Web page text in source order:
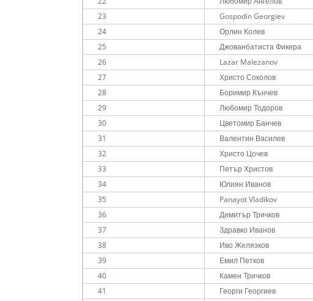
23
Gospodin Georgiev
24
Орлин Колев
25
Джованбатиста Фикера
26
Lazar Malezanov
27
Христо Соколов
28
Боримир Кънчев
29
Любомир Тодоров
30
Цветомир Банчев
31
Валентин Василев
32
Христо Цочев
33
Петър Христов
34
Юлиян Иванов
35
Panayot Vladikov
36
Димитър Тричков
37
Здравко Иванов
38
Иво Желязков
39
Емил Петков
40
Камен Тричков
41
Георги Георгиев